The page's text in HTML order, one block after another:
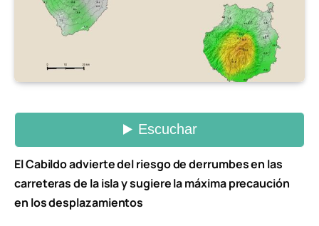
El Cabildo advierte del riesgo de derrumbes en las
carreteras de la isla y sugiere la máxima precaución
en los desplazamientos